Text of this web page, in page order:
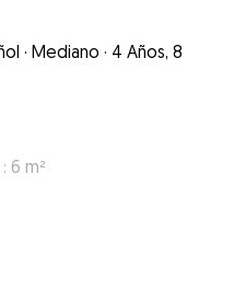
· Mediano · 4 Años, 8
6 m²